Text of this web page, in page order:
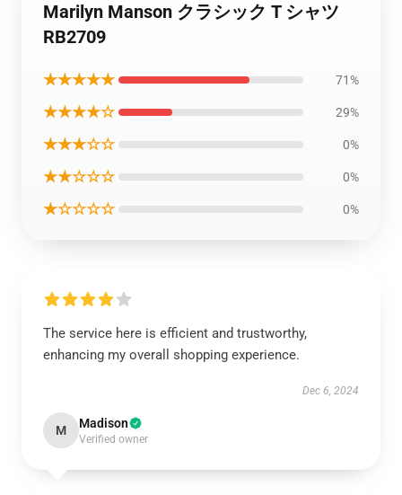
Marilyn Manson クラシック T シャツ
RB2709
★★★★★ 71%
★★★★☆ 29%
★★★☆☆ 0%
★★☆☆☆ 0%
★☆☆☆☆ 0%
The service here is efficient and trustworthy,
enhancing my overall shopping experience.
Dec 6, 2024
M Madison
Verified owner